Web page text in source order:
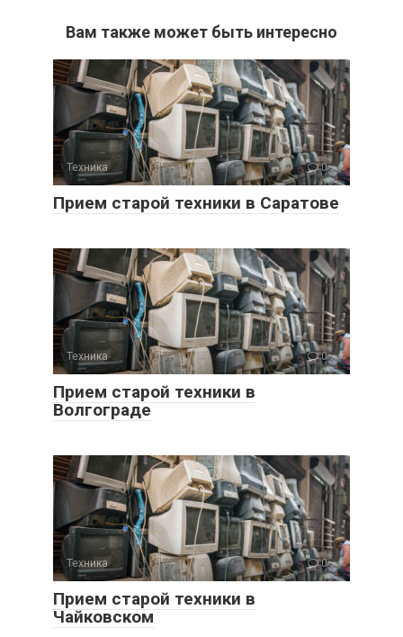
Вам также может быть интересно
Техника 0
Прием старой техники в Саратове
Техника 0
Прием старой техники в
Волгограде
Техника 0
Прием старой техники в
Чайковском